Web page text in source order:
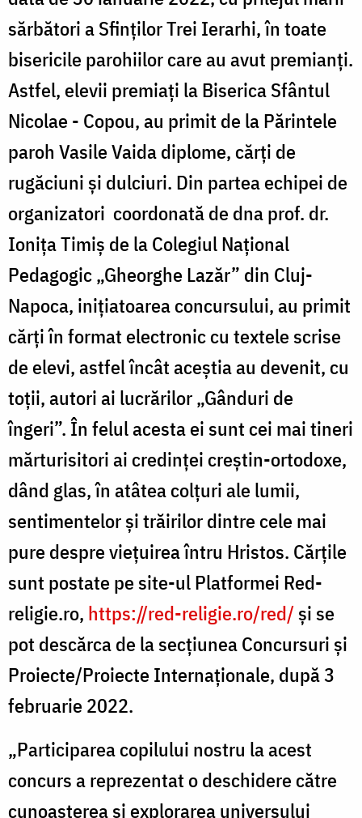
sărbători a Sfinților Trei Ierarhi, în toate
bisericile parohiilor care au avut premianți.
Astfel, elevii premiați la Biserica Sfântul
Nicolae - Copou, au primit de la Părintele
paroh Vasile Vaida diplome, cărți de
rugăciuni și dulciuri. Din partea echipei de
organizatori coordonată de dna prof. dr.
Ionița Timiș de la Colegiul Național
Pedagogic „Gheorghe Lazăr” din Cluj-
Napoca, inițiatoarea concursului, au primit
cărți în format electronic cu textele scrise
de elevi, astfel încât aceștia au devenit, cu
toții, autori ai lucrărilor „Gânduri de
îngeri”. În felul acesta ei sunt cei mai tineri
mărturisitori ai credinței creștin-ortodoxe,
dând glas, în atâtea colțuri ale lumii,
sentimentelor și trăirilor dintre cele mai
pure despre viețuirea întru Hristos. Cărțile
sunt postate pe site-ul Platformei Red-
religie.ro, https://red-religie.ro/red/și se
pot descărca de la secțiunea Concursuri și
Proiecte/Proiecte Internaționale, după 3
februarie 2022.
„Participarea copilului nostru la acest
concurs a reprezentat o deschidere către
cunoașterea și explorarea universului